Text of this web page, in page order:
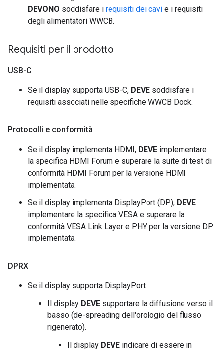
DEVONO soddisfare i requisiti dei cavi e i requisiti
degli alimentatori WWCB.
Requisiti per il prodotto
USB-C
Se il display supporta USB-C, DEVE soddisfare i
requisiti associati nelle specifiche WWCB Dock.
Protocolli e conformità
Se il display implementa HDMI, DEVE implementare
la specifica HDMI Forum e superare la suite di test di
conformità HDMI Forum per la versione HDMI
implementata.
Se il display implementa DisplayPort (DP), DEVE
implementare la specifica VESA e superare la
conformità VESA Link Layer e PHY per la versione DP
implementata.
DPRX
Se il display supporta DisplayPort
Il display DEVE supportare la diffusione verso il
basso (de-spreading dell'orologio del flusso
rigenerato).
Il display DEVE indicare di essere in